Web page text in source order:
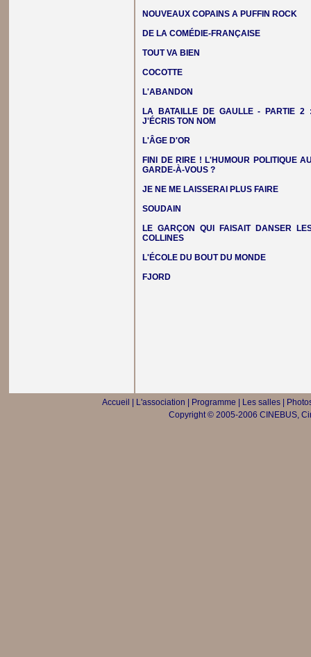
NOUVEAUX COPAINS A PUFFIN ROCK
DE LA COMÉDIE-FRANÇAISE
TOUT VA BIEN
COCOTTE
L'ABANDON
LA BATAILLE DE GAULLE - PARTIE 2
J'ÉCRIS TON NOM
L'ÂGE D'OR
FINI DE RIRE ! L'HUMOUR POLITIQUE
GARDE-À-VOUS ?
JE NE ME LAISSERAI PLUS FAIRE
SOUDAIN
LE GARÇON QUI FAISAIT DANSER
COLLINES
L'ÉCOLE DU BOUT DU MONDE
FJORD
Accueil L'association Programme Les salles|
Copyright © 2005-2006 CINEBUS,